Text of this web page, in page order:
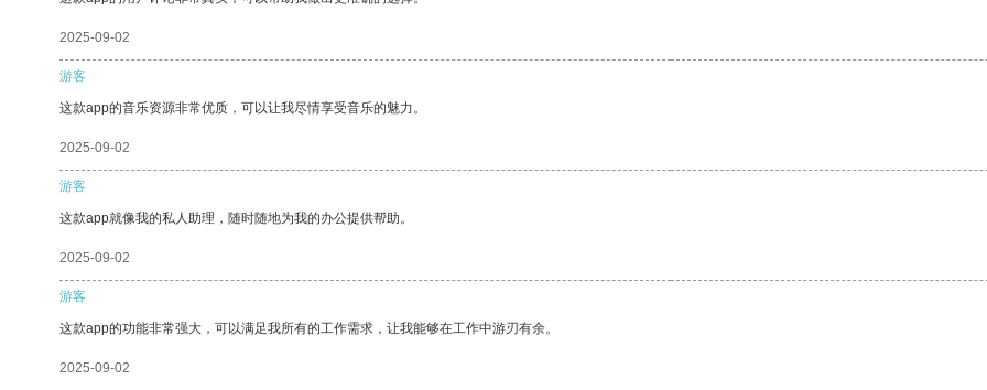
2025-09-02
游客
这款app的音乐资源非常优质，可以让我尽情享受音乐的魅力。
2025-09-02
游客
这款app就像我的私人助理，随时随地为我的办公提供帮助。
2025-09-02
游客
这款app的功能非常强大，可以满足我所有的工作需求，让我能够在工作中游刃有余。
2025-09-02